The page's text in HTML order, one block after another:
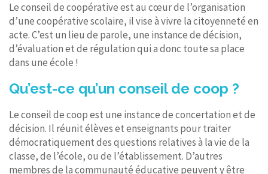
Le conseil de coopérative est au cœur de l’organisation
d’une coopérative scolaire, il vise à vivre la citoyenneté en
acte. C’est un lieu de parole, une instance de décision,
d’évaluation et de régulation qui a donc toute sa place
dans une école !
Qu’est-ce qu’un conseil de coop ?
Le conseil de coop est une instance de concertation et de
décision. Il réunit élèves et enseignants pour traiter
démocratiquement des questions relatives à la vie de la
classe, de l’école, ou de l’établissement. D’autres
membres de la communauté éducative peuvent y être